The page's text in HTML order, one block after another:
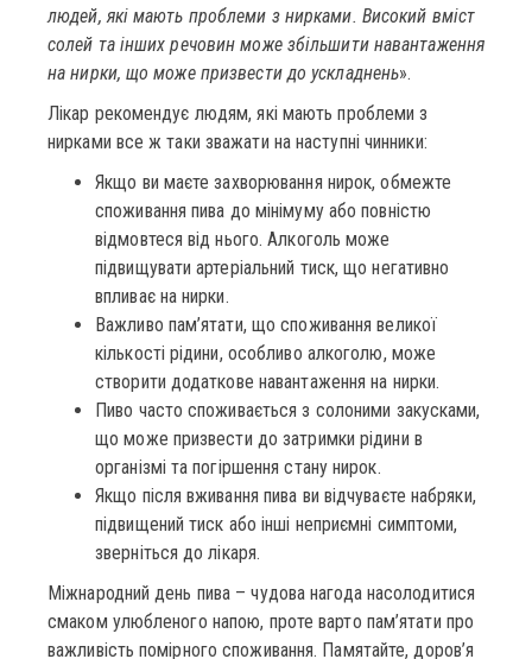
людей, які мають проблеми з нирками. Високий вміст
солей та інших речовин може збільшити навантаження
на нирки, що може призвести до ускладнень».
Лікар рекомендує людям, які мають проблеми з
нирками все ж таки зважати на наступні чинники:
Якщо ви маєте захворювання нирок, обмежте
споживання пива до мінімуму або повністю
відмовтеся від нього. Алкоголь може
підвищувати артеріальний тиск, що негативно
впливає на нирки.
Важливо пам’ятати, що споживання великої
кількості рідини, особливо алкоголю, може
створити додаткове навантаження на нирки.
Пиво часто споживається з солоними закусками,
що може призвести до затримки рідини в
організмі та погіршення стану нирок.
Якщо після вживання пива ви відчуваєте набряки,
підвищений тиск або інші неприємні симптоми,
зверніться до лікаря.
Міжнародний день пива – чудова нагода насолодитися
смаком улюбленого напою, проте варто пам’ятати про
важливість помірного споживання. Памятайте, доров’я